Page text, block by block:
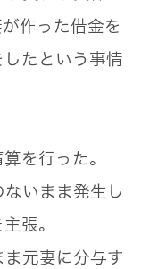
作った借金を
たという事情
を行った。
いまま発生し
張。
元妻に分与す